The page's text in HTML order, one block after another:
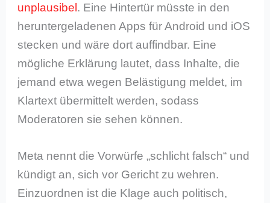
unplausibel. Eine Hintertür müsste in den
heruntergeladenen Apps für Android und iOS
stecken und wäre dort auffindbar. Eine
mögliche Erklärung lautet, dass Inhalte, die
jemand etwa wegen Belästigung meldet, im
Klartext übermittelt werden, sodass
Moderatoren sie sehen können.
Meta nennt die Vorwürfe „schlicht falsch“ und
kündigt an, sich vor Gericht zu wehren.
Einzuordnen ist die Klage auch politisch,